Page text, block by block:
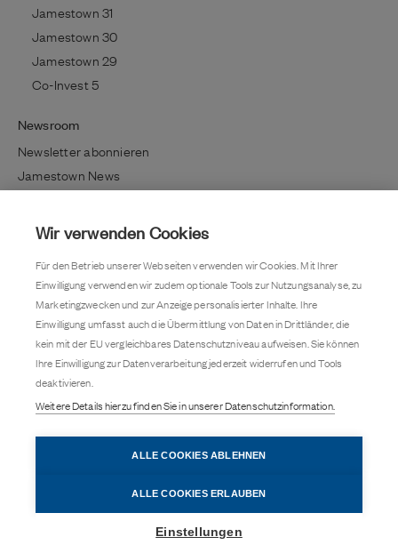
Jamestown 31
Jamestown 30
Jamestown 29
Co-Invest 5
Newsroom
Newsletter abonnieren
Jamestown News
Lifestyle / Kultur
Kundenmagazin
Pressemitteilung
Kontakt
Karriere
Barrierefreiheit
Datenschutz
Cookie-Einstellungen
Wir verwenden Cookies
Für den Betrieb unserer Webseiten verwenden wir Cookies. Mit Ihrer
Einwilligung verwenden wir zudem optionale Tools zur Nutzungsanalyse, zu
Marketingzwecken und zur Anzeige personalisierter Inhalte. Ihre
Einwilligung umfasst auch die Übermittlung von Daten in Drittländer, die
kein mit der EU vergleichbares Datenschutzniveau aufweisen. Sie können
Ihre Einwilligung zur Datenverarbeitung jederzeit widerrufen und Tools
deaktivieren.
Weitere Details hierzu finden Sie in unserer Datenschutzinformation.
ALLE COOKIES ABLEHNEN
ALLE COOKIES ERLAUBEN
Einstellungen